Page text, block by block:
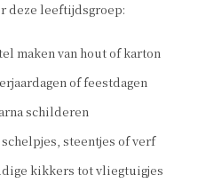
deze leeftijdsgroep:
maken van hout of karton
of feestdagen
schilderen
steentjes of verf
kikkers tot vliegtuigjes